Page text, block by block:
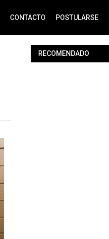
CONTACTO POSTULARSE
RECOMENDADO